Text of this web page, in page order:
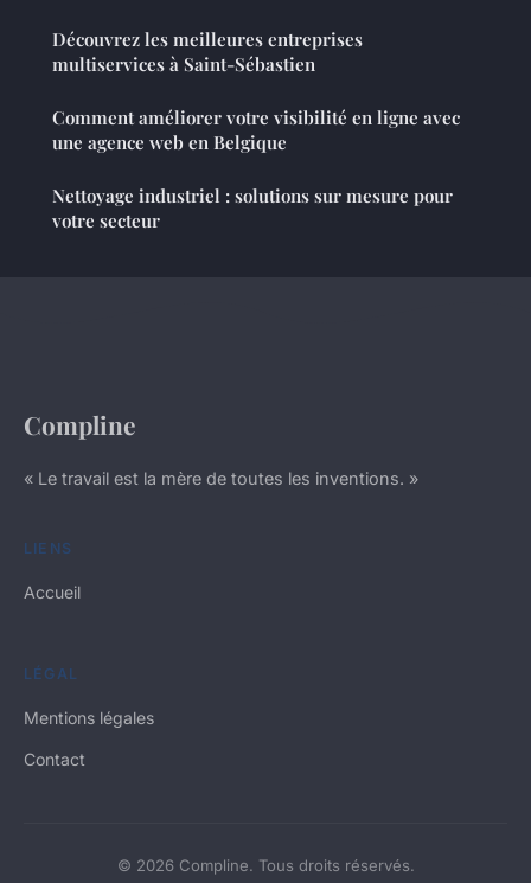
Découvrez les meilleures entreprises
multiservices à Saint-Sébastien
Comment améliorer votre visibilité en ligne avec
une agence web en Belgique
Nettoyage industriel : solutions sur mesure pour
votre secteur
Compline
« Le travail est la mère de toutes les inventions. »
LIENS
Accueil
LÉGAL
Mentions légales
Contact
© 2026 Compline. Tous droits réservés.